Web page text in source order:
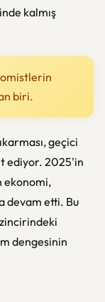
kalmış
biri.
geçici
ediyor. 2025'in
ekonomi,
devam etti. Bu
dengesinin